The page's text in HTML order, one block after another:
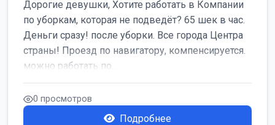
Дорогие девушки, Хотите работать в Компании
по уборкам, которая не подведёт? 65 шек в час.
Деньги сразу! после уборки. Все города Центра
страны! Проезд по навигатору, компенсируется.
можно работать по...
0 просмотров
Подробнее